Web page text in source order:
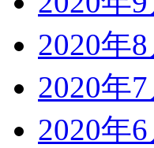
2020年8
2020年7
2020年6